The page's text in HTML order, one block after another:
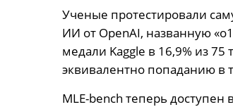
Ученые протестировали
ИИ от OpenAI, названную
медали Kaggle в 16,9% из
эквивалентно попаданию в
MLE-bench теперь